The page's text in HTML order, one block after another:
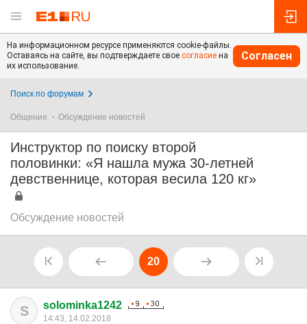
На информационном ресурсе применяются cookie-файлы.
Оставаясь на сайте, вы подтверждаете свое согласие на
их использование.
Согласен
Поиск по форумам
Общение Обсуждение новостей
Инструктор по поиску второй
половинки: «Я нашла мужа 30-летней
девственнице, которая весила 120 кг»
Обсуждение новостей
20
S solominka1242
14:43, 14.02.2018